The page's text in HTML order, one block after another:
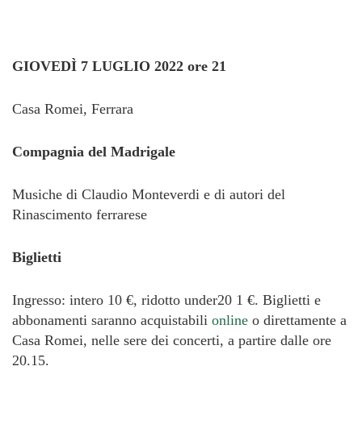
GIOVEDÌ 7 LUGLIO 2022 ore 21
Casa Romei, Ferrara
Compagnia del Madrigale
Musiche di Claudio Monteverdi e di autori del
Rinascimento ferrarese
Biglietti
Ingresso: intero 10 €, ridotto under20 1 €. Biglietti e
abbonamenti saranno acquistabili online o direttamente a
Casa Romei, nelle sere dei concerti, a partire dalle ore
20.15.